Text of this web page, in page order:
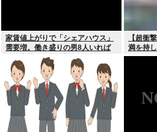
家賃値上がりで「シェアハウス」
需要増。働き盛りの男8人いれば
一軒家暮らしも余裕で毎日楽しい
【超衝
満を持